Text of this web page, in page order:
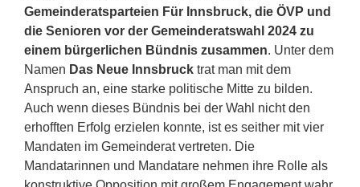
Gemeinderatsparteien Für Innsbruck, die ÖVP und
die Senioren vor der Gemeinderatswahl 2024 zu
einem bürgerlichen Bündnis zusammen. Unter dem
Namen Das Neue Innsbruck trat man mit dem
Anspruch an, eine starke politische Mitte zu bilden.
Auch wenn dieses Bündnis bei der Wahl nicht den
erhofften Erfolg erzielen konnte, ist es seither mit vier
Mandaten im Gemeinderat vertreten. Die
Mandatarinnen und Mandatare nehmen ihre Rolle als